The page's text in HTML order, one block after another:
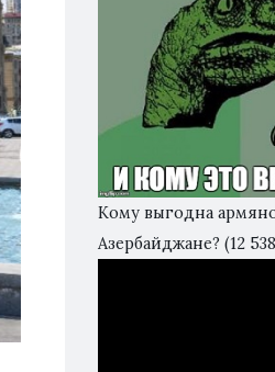
Кому выгодна
Азербайджане? (12